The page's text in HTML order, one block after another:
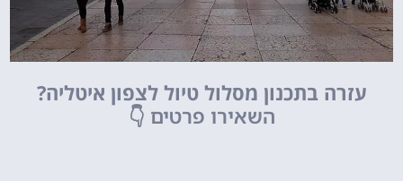
עזרה בתכנון מסלול טיול לצפון איטליה?
השאירו פרטים 👇